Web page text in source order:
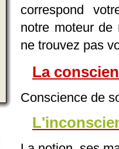
correspond
notre moteur
ne trouvez pas
La
Conscience de